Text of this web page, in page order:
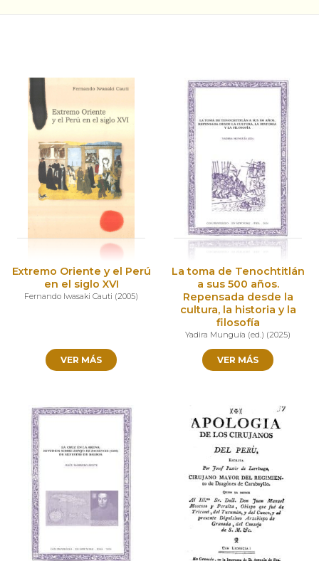
Extremo Oriente y el Perú
en el siglo XVI
Fernando Iwasaki Cauti (2005)
VER MÁS
La toma de Tenochtitlán
a sus 500 años.
Repensada desde la
cultura, la historia y la
filosofía
Yadira Munguía (ed.) (2025)
VER MÁS